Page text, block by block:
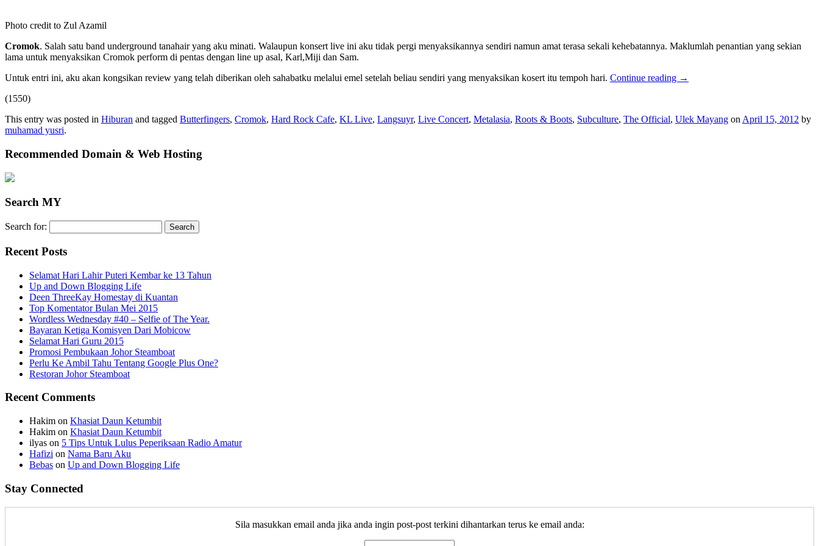
Photo credit to Zul Azamil
Cromok. Salah satu band underground tanahair yang aku minati. Walaupun konsert live ini aku tidak pergi menyaksikannya sendiri namun amat terasa sekali kehebatannya. Maklumlah penantian yang sekian
lama untuk menyaksikan Cromok perform di pentas dengan line up asal, Karl,Miji dan Sam.
Untuk entri ini, aku akan kongsikan review yang telah diberikan oleh sahabatku melalui emel setelah beliau sendiri yang menyaksikan kosert itu tempoh hari. Continue reading →
(1550)
This entry was posted in Hiburan and tagged Butterfingers, Cromok, Hard Rock Cafe, KL Live, Langsuyr, Live Concert, Metalasia, Roots & Boots, Subculture, The Official, Ulek Mayang on April 15, 2012 by
muhamad yusri.
Recommended Domain & Web Hosting
Search MY
Search for:
Recent Posts
Selamat Hari Lahir Puteri Kembar ke 13 Tahun
Up and Down Blogging Life
Deen ThreeKay Homestay di Kuantan
Top Komentator Bulan Mei 2015
Wordless Wednesday #40 – Selfie of The Year.
Bayaran Ketiga Komisyen Dari Mobicow
Selamat Hari Guru 2015
Promosi Pembukaan Johor ‎Steamboat
Perlu Ke Ambil Tahu Tentang Google Plus One?
Restoran Johor Steamboat
Recent Comments
Hakim on Khasiat Daun Ketumbit
Hakim on Khasiat Daun Ketumbit
ilyas on 5 Tips Untuk Lulus Peperiksaan Radio Amatur
Hafizi on Nama Baru Aku
Bebas on Up and Down Blogging Life
Stay Connected
Sila masukkan email anda jika anda ingin post-post terkini dihantarkan terus ke email anda: